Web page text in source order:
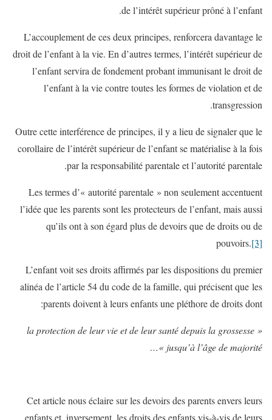
de l’intérêt supérieur prôné à l’enfant.
L’accouplement de ces deux principes, renforcera davantage le
droit de l’enfant à la vie. En d’autres termes, l’intérêt supérieur de
l’enfant servira de fondement probant immunisant le droit de
l’enfant à la vie contre toutes les formes de violation et de
transgression.
Outre cette interférence de principes, il y a lieu de signaler que le
corollaire de l’intérêt supérieur de l’enfant se matérialise à la fois
par la responsabilité parentale et l’autorité parentale.
Les termes d’« autorité parentale » non seulement accentuent
l’idée que les parents sont les protecteurs de l’enfant, mais aussi
qu’ils ont à son égard plus de devoirs que de droits ou de
pouvoirs.[3]
L’enfant voit ses droits affirmés par les dispositions du premier
alinéa de l’article 54 du code de la famille, qui précisent que les
parents doivent à leurs enfants une pléthore de droits dont:
« la protection de leur vie et de leur santé depuis la grossesse
jusqu’à l’âge de majorité »…
Cet article nous éclaire sur les devoirs des parents envers leurs
enfants et, inversement, les droits des enfants vis-à-vis de leurs